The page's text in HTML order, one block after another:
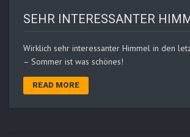
SEHR INTERESSANTER
Wirklich sehr interessanter Himmel in den
– Sommer ist was schönes!
READ MORE